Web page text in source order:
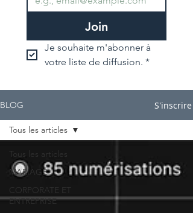
Join
Je souhaite m'abonner à
votre liste de diffusion. *
BLOG S'inscrire
Tous les articles
MARIAGE
CORPORATE ET
ENTREPRISE
Tous les articles